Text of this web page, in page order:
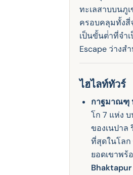
ทะเลสาบบนภู
ครอบคลุมทั้งสี่
เป็นขั้นต่ําที่จํา
Escape ว่างสํ
ไฮไลท์ทัวร์
กาฐมาณฑุ
โก 7 แห่ง
ของเนปาล
ที่สุดในโลก
ยอดเขาพ